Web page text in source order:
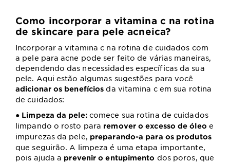
Como incorporar a vitamina c na rotina
de skincare para pele acneica?
Incorporar a vitamina c na rotina de cuidados com
a pele para acne pode ser feito de várias maneiras,
dependendo das necessidades específicas da sua
pele. Aqui estão algumas sugestões para você
adicionar os benefícios da vitamina c em sua rotina
de cuidados:
● Limpeza da pele:comece sua rotina de cuidados
limpando o rosto para remover o excesso de óleo e
impurezas da pele, preparando-a para os produtos
que seguirão. A limpeza é uma etapa importante,
pois ajuda a prevenir o entupimento dos poros, que